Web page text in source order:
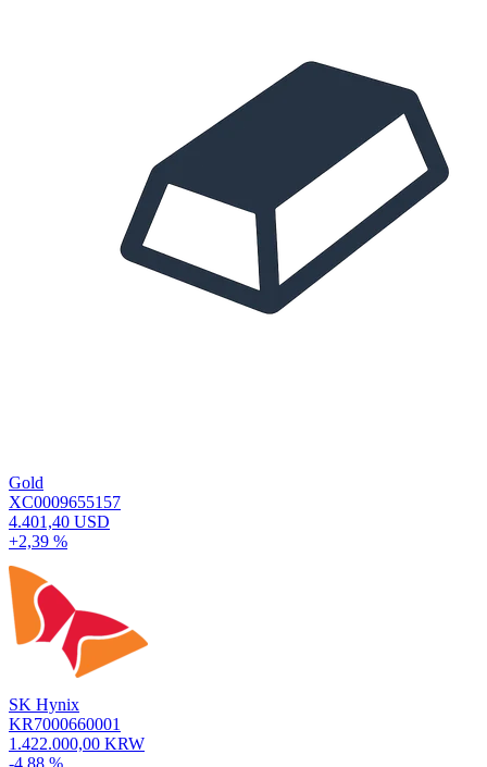
Gold
XC0009655157
4.401,40 USD
+2,39 %
SK Hynix
KR7000660001
1.422.000,00 KRW